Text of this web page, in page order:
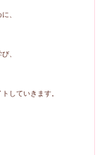
、
、
していきます。